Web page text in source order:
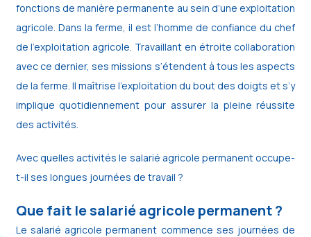
fonctions de manière permanente au sein d’une exploitation
agricole. Dans la ferme, il est l’homme de confiance du chef
de l’exploitation agricole. Travaillant en étroite collaboration
avec ce dernier, ses missions s’étendent à tous les aspects
de la ferme. Il maîtrise l’exploitation du bout des doigts et s’y
implique quotidiennement pour assurer la pleine réussite
des activités.
Avec quelles activités le salarié agricole permanent occupe-
t-il ses longues journées de travail ?
Que fait le salarié agricole permanent ?
Le salarié agricole permanent commence ses journées de